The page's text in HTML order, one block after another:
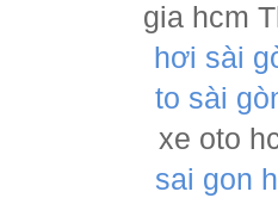
gia hcm
hơi sài
to sài
xe oto
sai gon